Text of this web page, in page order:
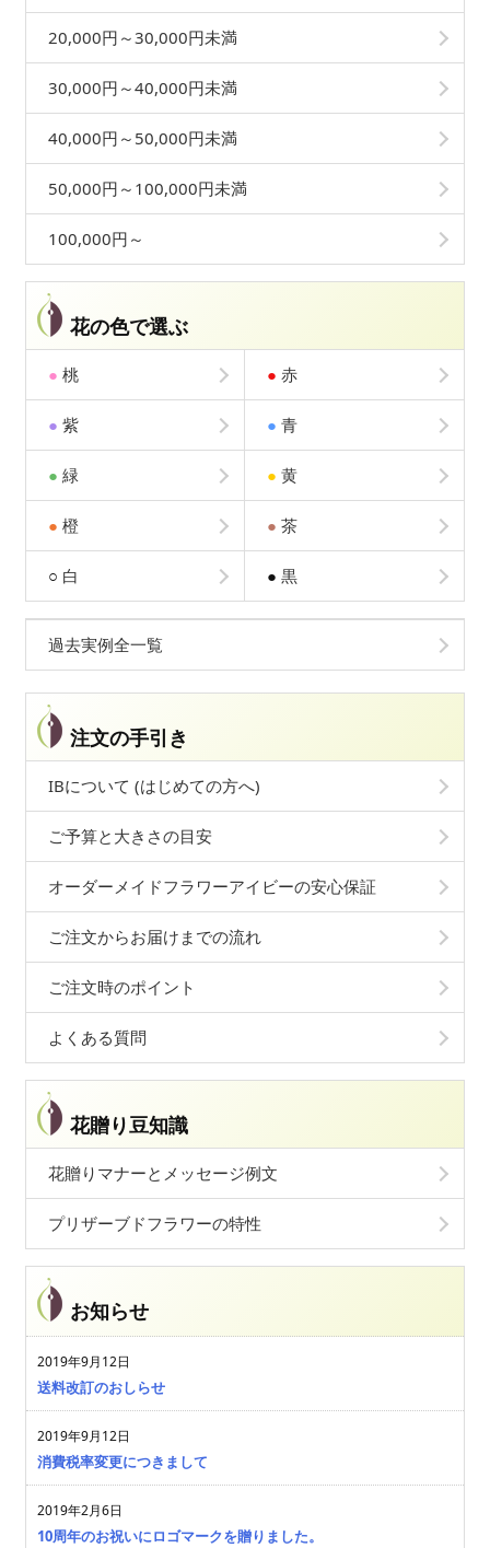
20,000円～30,000円未満
30,000円～40,000円未満
40,000円～50,000円未満
50,000円～100,000円未満
100,000円～
花の色で選ぶ
● 桃 ● 赤
● 紫 ● 青
● 緑 ● 黄
● 橙 ● 茶
○ 白 ● 黒
過去実例全一覧
注文の手引き
IBについて (はじめての方へ)
ご予算と大きさの目安
オーダーメイドフラワーアイビーの安心保証
ご注文からお届けまでの流れ
ご注文時のポイント
よくある質問
花贈り豆知識
花贈りマナーとメッセージ例文
プリザーブドフラワーの特性
お知らせ
2019年9月12日
送料改訂のおしらせ
2019年9月12日
消費税率変更につきまして
2019年2月6日
10周年のお祝いにロゴマークを贈りました。